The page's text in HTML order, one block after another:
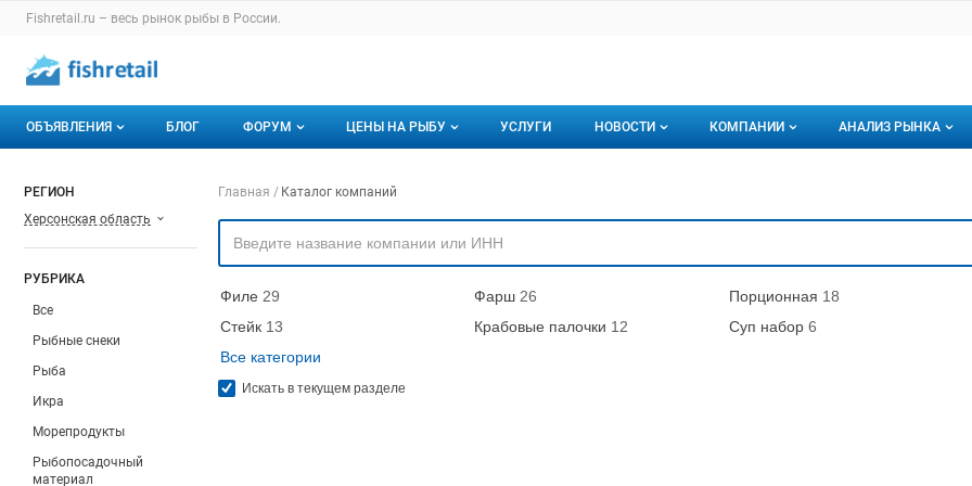
Раздел навигации по сайту fishretail.ru
Fishretail.ru – весь рынок рыбы в России.
Авторизация и меню пользователя
Навигация по разделам сайта fishretail.ru
ОБЪЯВЛЕНИЯ
Горячее предложение
БЛОГ ФОРУМ
Избранные
С моим участием
ЦЕНЫ НА РЫБУ
Актуальные мониторинги
Динамика цен
УСЛУГИ НОВОСТИ КОМПАНИИ
О каталоге компаний
Премиум размещение
АНАЛИЗ РЫНКА
Подписаться на
РЕГИОН
Херсонская область
РУБРИКА
Все
Рыбные снеки
Рыба
Икра
Морепродукты
Рыбопосадочный
материал
Навигация по компаниям
Главная Каталог компаний
Филе 29 Фарш 26 Порционная 18
Стейк 13 Крабовые палочки 12 Суп набор 6
Все категории
Искать в текущем разделе